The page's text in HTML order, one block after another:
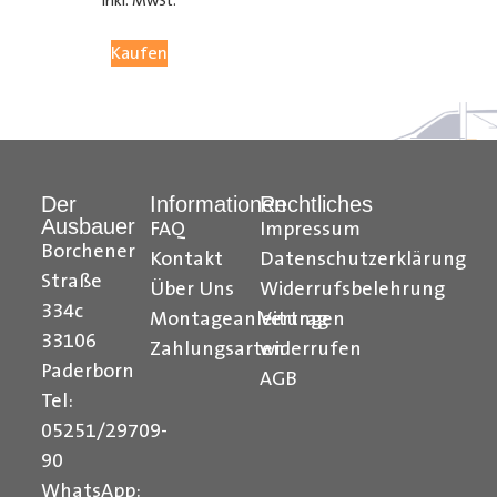
auch auf unseremYouTube Kanaleinfach und
Ihr Team von Der Ausbauer
Formularbeginn
Kaufen
Der
Ausbauer
Borchener
Straße
334c
33106
Paderborn
Tel:
05251/29709-
90
WhatsApp:
Informationen
FAQ
Kontakt
Über Uns
Montageanleitungen
Zahlungsarten
Rechtliches
Impressum
Datenschutzerklärung
Widerrufsbelehrung
Vertrag
widerrufen
AGB